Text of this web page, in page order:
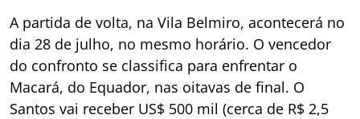
A partida de volta, na Vila Belmiro, acontecerá no
dia 28 de julho, no mesmo horário. O vencedor
do confronto se classifica para enfrentar o
Macará, do Equador, nas oitavas de final. O
Santos vai receber US$ 500 mil (cerca de R$ 2,5